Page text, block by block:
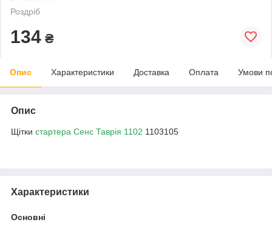
Роздріб
134 ₴
Опис Характеристики Доставка Оплата Умови
Опис
Щітки стартера Сенс Таврія 1102 1103105
Характеристики
Основні